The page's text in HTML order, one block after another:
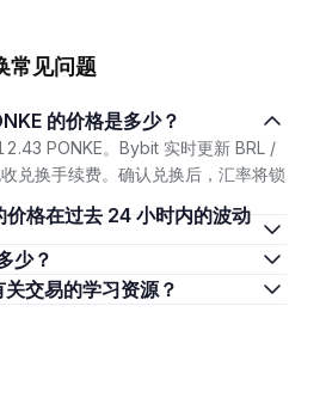
常见问题
的价格是多少？
PONKE。Bybit 实时更新 BRL /
兑换手续费。确认兑换后，汇率将锁
少？
关交易的学习资源？